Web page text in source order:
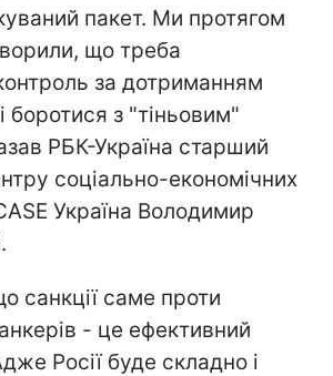
пакет. Ми протягом
що треба
за дотриманням
і боротися з "тіньовим"
РБК-Україна старший
соціально-економічних
Україна Володимир
санкції саме проти
- це ефективний
Росії буде складно і